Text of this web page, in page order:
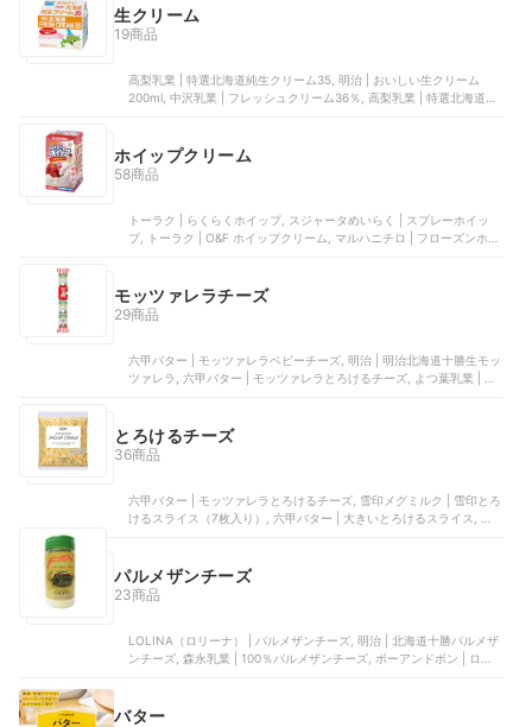
生クリーム
19商品
高梨乳業 | 特選北海道純生クリーム35, 明治 | おいしい生クリーム
200ml, 中沢乳業 | フレッシュクリーム36％, 高梨乳業 | 特選北海道純
ホイップクリーム
58商品
トーラク | らくらくホイップ, スジャータめいらく | スプレーホイッ
プ, トーラク | O&F ホイップクリーム, マルハニチロ | フローズンホイ
モッツァレラチーズ
29商品
六甲バター | モッツァレラベビーチーズ, 明治 | 明治北海道十勝生モッ
ツァレラ, 六甲バター | モッツァレラとろけるチーズ, よつ葉乳業 | 3種
とろけるチーズ
36商品
六甲バター | モッツァレラとろけるチーズ, 雪印メグミルク | 雪印とろ
けるスライス（7枚入り）, 六甲バター | 大きいとろけるスライス, 明
パルメザンチーズ
23商品
LOLINA（ロリーナ） | パルメザンチーズ, 明治 | 北海道十勝パルメザ
ンチーズ, 森永乳業 | 100％パルメザンチーズ, ボーアンドボン | ロリ
バター